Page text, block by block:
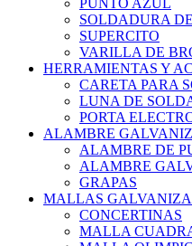
PUNTO AZUL
SOLDADURA
SUPERCITO
VARILLA DE
HERRAMIENTAS Y
CARETA PARA
LUNA DE
PORTA
ALAMBRE
ALAMBRE DE
ALAMBRE
GRAPAS
MALLAS
CONCERTINAS
MALLA